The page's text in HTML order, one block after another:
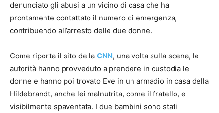
denunciato gli abusi a un vicino di casa che ha
prontamente contattato il numero di emergenza,
contribuendo all’arresto delle due donne.
Come riporta il sito della CNN, una volta sulla scena, le
autorità hanno provveduto a prendere in custodia le
donne e hanno poi trovato Eve in un armadio in casa della
Hildebrandt, anche lei malnutrita, come il fratello, e
visibilmente spaventata. I due bambini sono stati